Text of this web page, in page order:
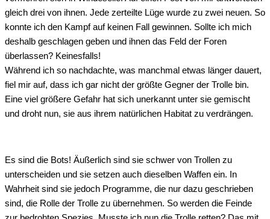
gleich drei von ihnen. Jede zerteilte Lüge wurde zu zwei neuen. So
konnte ich den Kampf auf keinen Fall gewinnen. Sollte ich mich
deshalb geschlagen geben und ihnen das Feld der Foren
überlassen? Keinesfalls!
Während ich so nachdachte, was manchmal etwas länger dauert,
fiel mir auf, dass ich gar nicht der größte Gegner der Trolle bin.
Eine viel größere Gefahr hat sich unerkannt unter sie gemischt
und droht nun, sie aus ihrem natürlichen Habitat zu verdrängen.
Es sind die Bots! Äußerlich sind sie schwer von Trollen zu
unterscheiden und sie setzen auch dieselben Waffen ein. In
Wahrheit sind sie jedoch Programme, die nur dazu geschrieben
sind, die Rolle der Trolle zu übernehmen. So werden die Feinde